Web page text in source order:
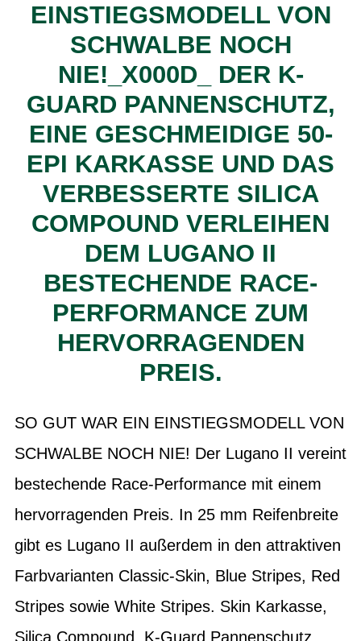
EINSTIEGSMODELL VON
SCHWALBE NOCH
NIE!_X000D_ DER K-
GUARD PANNENSCHUTZ,
EINE GESCHMEIDIGE 50-
EPI KARKASSE UND DAS
VERBESSERTE SILICA
COMPOUND VERLEIHEN
DEM LUGANO II
BESTECHENDE RACE-
PERFORMANCE ZUM
HERVORRAGENDEN
PREIS.
SO GUT WAR EIN EINSTIEGSMODELL VON
SCHWALBE NOCH NIE! Der Lugano II vereint
bestechende Race-Performance mit einem
hervorragenden Preis. In 25 mm Reifenbreite
gibt es Lugano II außerdem in den attraktiven
Farbvarianten Classic-Skin, Blue Stripes, Red
Stripes sowie White Stripes. Skin Karkasse,
Silica Compound, K-Guard Pannenschutz